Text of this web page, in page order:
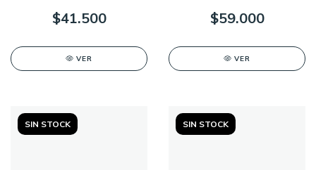
$41.500
VER
$59.000
VER
SIN STOCK SIN STOCK